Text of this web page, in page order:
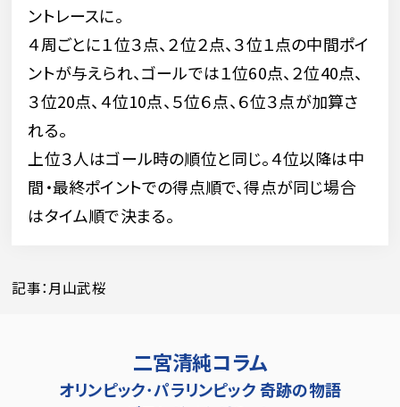
ントレースに。
４周ごとに１位３点、２位２点、３位１点の中間ポイ
ントが与えられ、ゴールでは１位60点、２位40点、
３位20点、４位10点、５位６点、６位３点が加算さ
れる。
上位３人はゴール時の順位と同じ。４位以降は中
間・最終ポイントでの得点順で、得点が同じ場合
はタイム順で決まる。
記事：月山武桜
二宮清純コラム
オリンピック･パラリンピック 奇跡の物語